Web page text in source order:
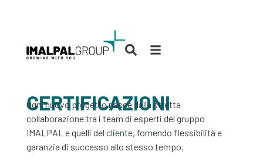
CERTIFICAZIONI
Ogni nuovo progetto nasce dalla stretta
collaborazione tra i team di esperti del gruppo
IMALPAL e quelli del cliente, fornendo flessibilità e
garanzia di successo allo stesso tempo.